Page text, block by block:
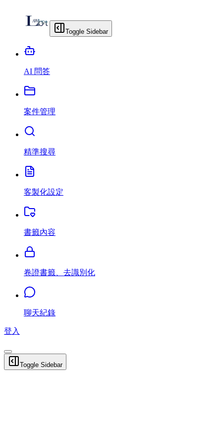
Toggle Sidebar
AI 問答
案件管理
精準搜尋
客製化設定
書籤內容
卷證書籤、去識別化
聊天紀錄
登入
Toggle Sidebar